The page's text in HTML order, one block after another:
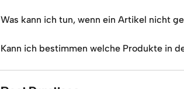
Was kann ich tun, wenn ein Artikel nicht
Kann ich bestimmen welche Produkte in